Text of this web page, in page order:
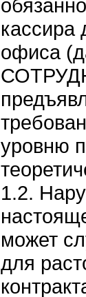
кассира
офиса
уровню
1.2.
может
для